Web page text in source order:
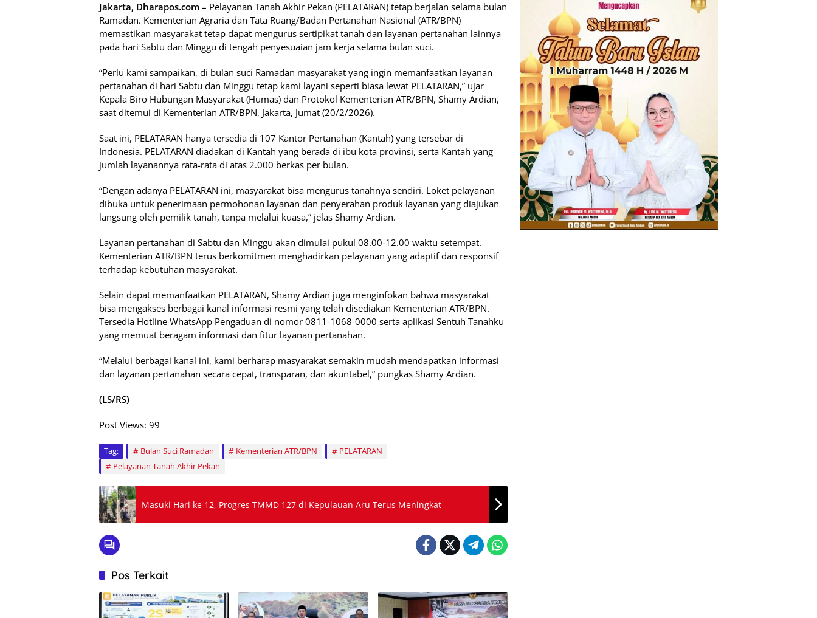
Jakarta, Dharapos.com – Pelayanan Tanah Akhir Pekan (PELATARAN) tetap berjalan selama bulan
Ramadan. Kementerian Agraria dan Tata Ruang/Badan Pertanahan Nasional (ATR/BPN)
memastikan masyarakat tetap dapat mengurus sertipikat tanah dan layanan pertanahan lainnya
pada hari Sabtu dan Minggu di tengah penyesuaian jam kerja selama bulan suci.
“Perlu kami sampaikan, di bulan suci Ramadan masyarakat yang ingin memanfaatkan layanan
pertanahan di hari Sabtu dan Minggu tetap kami layani seperti biasa lewat PELATARAN,” ujar
Kepala Biro Hubungan Masyarakat (Humas) dan Protokol Kementerian ATR/BPN, Shamy Ardian,
saat ditemui di Kementerian ATR/BPN, Jakarta, Jumat (20/2/2026).
Saat ini, PELATARAN hanya tersedia di 107 Kantor Pertanahan (Kantah) yang tersebar di
Indonesia. PELATARAN diadakan di Kantah yang berada di ibu kota provinsi, serta Kantah yang
jumlah layanannya rata-rata di atas 2.000 berkas per bulan.
“Dengan adanya PELATARAN ini, masyarakat bisa mengurus tanahnya sendiri. Loket pelayanan
dibuka untuk penerimaan permohonan layanan dan penyerahan produk layanan yang diajukan
langsung oleh pemilik tanah, tanpa melalui kuasa,” jelas Shamy Ardian.
Layanan pertanahan di Sabtu dan Minggu akan dimulai pukul 08.00-12.00 waktu setempat.
Kementerian ATR/BPN terus berkomitmen menghadirkan pelayanan yang adaptif dan responsif
terhadap kebutuhan masyarakat.
Selain dapat memanfaatkan PELATARAN, Shamy Ardian juga menginfokan bahwa masyarakat
bisa mengakses berbagai kanal informasi resmi yang telah disediakan Kementerian ATR/BPN.
Tersedia Hotline WhatsApp Pengaduan di nomor 0811-1068-0000 serta aplikasi Sentuh Tanahku
yang memuat beragam informasi dan fitur layanan pertanahan.
“Melalui berbagai kanal ini, kami berharap masyarakat semakin mudah mendapatkan informasi
dan layanan pertanahan secara cepat, transparan, dan akuntabel,” pungkas Shamy Ardian.
(LS/RS)
Post Views: 99
Tag: Bulan Suci Ramadan Kementerian ATR/BPN
PELATARAN
Pelayanan Tanah Akhir Pekan
Masuki Hari ke 12, Progres TMMD 127 di Kepulauan Aru Terus Meningkat
Pos Terkait